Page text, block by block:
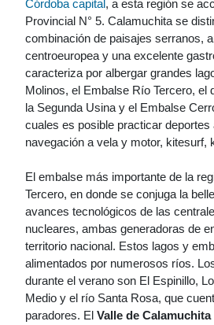
Córdoba capital, a esta región se
Provincial N° 5. Calamuchita se
combinación de paisajes serranos,
centroeuropea y una excelente
caracteriza por albergar grandes
Molinos, el Embalse Río Tercero, el
la Segunda Usina y el Embalse
cuales es posible practicar
navegación a vela y motor, kitesurf,
El embalse más importante de la
Tercero, en donde se conjuga la
avances tecnológicos de las
nucleares, ambas generadoras de
territorio nacional. Estos lagos y
alimentados por numerosos ríos.
durante el verano son El Espinillo,
Medio y el río Santa Rosa, que
paradores. El Valle de Calamuchita